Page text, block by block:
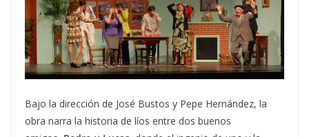
Bajo la dirección de José Bustos y Pepe Hernández, la
obra narra la historia de líos entre dos buenos